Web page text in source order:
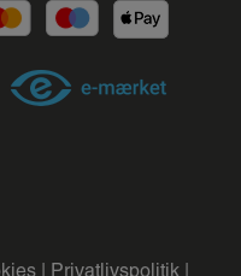
| Privatlivspolitik |